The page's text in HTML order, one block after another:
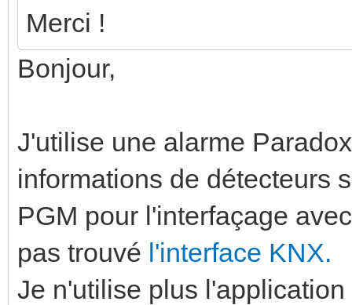
Merci !
Bonjour,
J'utilise une alarme
informations de détecteurs
PGM pour l'interfaçage
pas trouvé l'interface KNX.
Je n'utilise plus